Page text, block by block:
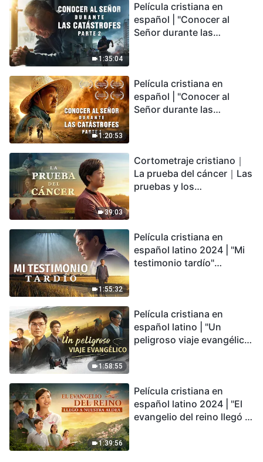
1:35:04
Película cristiana en
español | "Conocer al
Señor durante las
podemos sobrevivir?
1:20:53
Película cristiana en
español | "Conocer al
Señor durante las
encontrarás refugio?
39:03
Cortometraje cristiano｜
La prueba del cáncer｜Las
pruebas y los
1:55:32
Película cristiana en
español latino 2024 | "Mi
testimonio tardío"
conmovedor
1:58:55
Película cristiana en
español latino | "Un
peligroso viaje evangélico"
1:39:56
Película cristiana en
español latino 2024 | "El
evangelio del reino llegó a